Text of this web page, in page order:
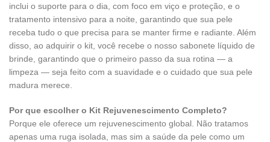
inclui o suporte para o dia, com foco em viço e proteção, e o
tratamento intensivo para a noite, garantindo que sua pele
receba tudo o que precisa para se manter firme e radiante. Além
disso, ao adquirir o kit, você recebe o nosso sabonete líquido de
brinde, garantindo que o primeiro passo da sua rotina — a
limpeza — seja feito com a suavidade e o cuidado que sua pele
madura merece.
Por que escolher o Kit Rejuvenescimento Completo?
Porque ele oferece um rejuvenescimento global. Não tratamos
apenas uma ruga isolada, mas sim a saúde da pele como um